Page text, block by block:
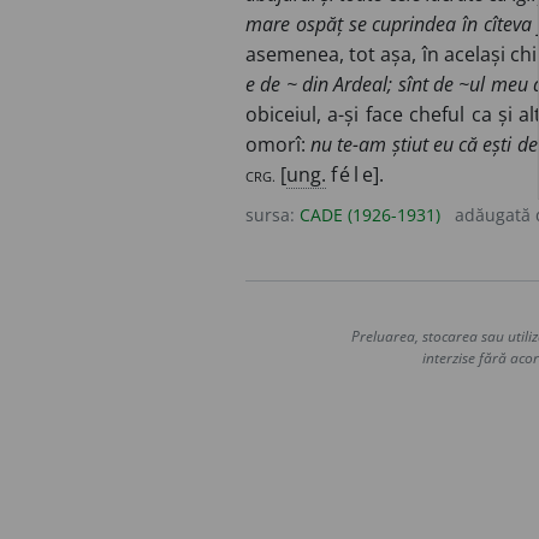
mare ospăț se cuprindea în
asemenea, tot așa, în același
e de ~ din Ardeal; sînt de ~ul
obiceiul, a-și face cheful ca și
omorî:nu te-am știut eu că ești
CRG. [ung. fél e].
sursa: CADE (1926-1931) adăugată
Preluarea, stocarea sau
interzise fără